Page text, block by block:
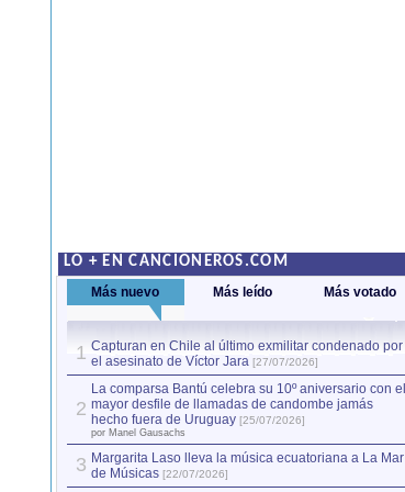
LO + EN CANCIONEROS.COM
Más nuevo Más leído Más votado
1 Capturan en Chile al último exmilitar condenado por
el asesinato de Víctor Jara [27/07/2026]
2
La comparsa Bantú celebra su 10º aniversario con el
mayor desfile de llamadas de candombe jamás
hecho fuera de Uruguay [25/07/2026]
por Manel Gausachs
3 Margarita Laso lleva la música ecuatoriana a La Mar
de Músicas [22/07/2026]